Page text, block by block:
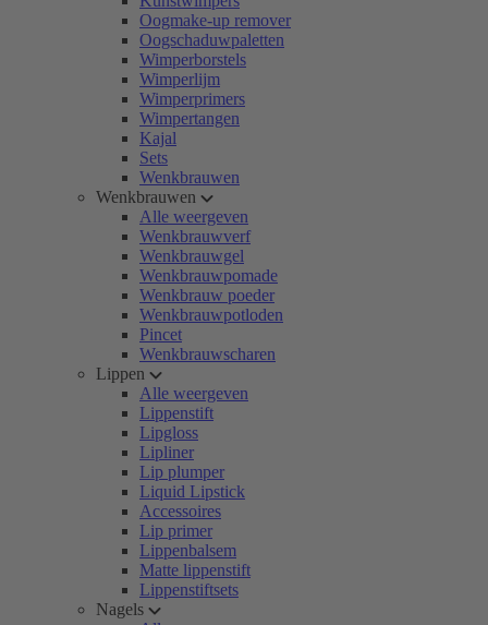
Oogmake-up remover
Oogschaduwpaletten
Wimperborstels
Wimperlijm
Wimperprimers
Wimpertangen
Kajal
Sets
Wenkbrauwen
Wenkbrauwen
Alle weergeven
Wenkbrauwverf
Wenkbrauwgel
Wenkbrauwpomade
Wenkbrauw poeder
Wenkbrauwpotloden
Pincet
Wenkbrauwscharen
Lippen
Alle weergeven
Lippenstift
Lipgloss
Lipliner
Lip plumper
Liquid Lipstick
Accessoires
Lip primer
Lippenbalsem
Matte lippenstift
Lippenstiftsets
Nagels